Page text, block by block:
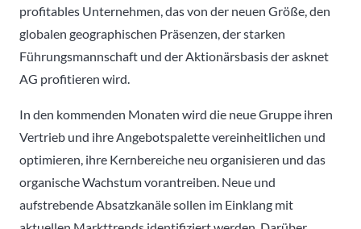
profitables Unternehmen, das von der neuen Größe, den
globalen geographischen Präsenzen, der starken
Führungsmannschaft und der Aktionärsbasis der asknet
AG profitieren wird.
In den kommenden Monaten wird die neue Gruppe ihren
Vertrieb und ihre Angebotspalette vereinheitlichen und
optimieren, ihre Kernbereiche neu organisieren und das
organische Wachstum vorantreiben. Neue und
aufstrebende Absatzkanäle sollen im Einklang mit